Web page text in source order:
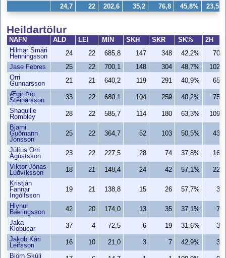
Heildartölur
NAFN ALD LEI MÍN SKH SKR SK% 2H
Hilmar Smári
Henningsson
24 22 685,8 147 348 42,2%
70
Jase Febres
25 22 700,1 148 304 48,7%
102
Orri
Gunnarsson
21 21 640,2 119 291 40,9%
65
Ægir Þór
Steinarsson
33 22 680,1 104 259 40,2%
75
Shaquille
Rombley
28 22 585,7 114 180 63,3%
109
Bjarni
Guðmann
Jónsson
25 22 364,7 52 103 50,5% 43
Júlíus Orri
Ágústsson
23 22 227,5 28 74 37,8%
16
Viktor Jónas
Lúðvíksson
18 21 148,4 24 42 57,1%
22
Kristján
Fannar
Ingólfsson
19 21 138,8 15 26 57,7% 3
Hlynur
Bæringsson
42 20 174,0 13 35 37,1%
7
Jaka
Klobucar
37 4 72,5 6 19 31,6%
3
Jakob Kári
Leifsson
16 10 21,0 3 7 42,9%
3
Björn Skúli
24,7 22 202,6 35,2 76,8 45,8% 23,5